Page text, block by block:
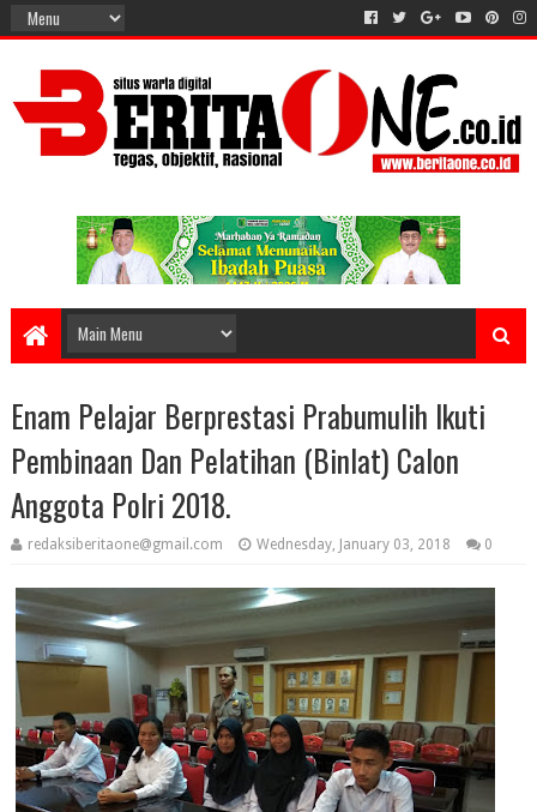
Enam Pelajar Berprestasi Prabumulih Ikuti
Pembinaan Dan Pelatihan (Binlat) Calon
Anggota Polri 2018.
redaksiberitaone@gmail.com Wednesday, January 03, 2018 0